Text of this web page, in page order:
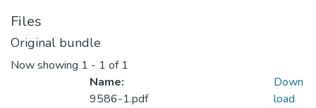
Files
Original bundle
Now showing 1 - 1 of 1
Name:
9586-1.pdf
Down
load